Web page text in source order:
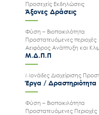
Προσεχείς Εκδηλώσεις
Άξονες Δράσεις
Φύση – Βιοποικιλότητα
Προστατευόμενες περιοχές
Αειφόρος Ανάπτυξη και
Μ.Δ.Π.Π
Μονάδες Διαχείρισης
Έργα / Δραστηριότητα
Φύση – Βιοποικιλότητα
Προστατευόμενες Περιοχές